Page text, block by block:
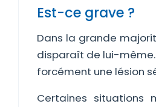
Est-ce grave ?
Dans la grande
disparaît de lui-
forcément une lésion
Certaines situations